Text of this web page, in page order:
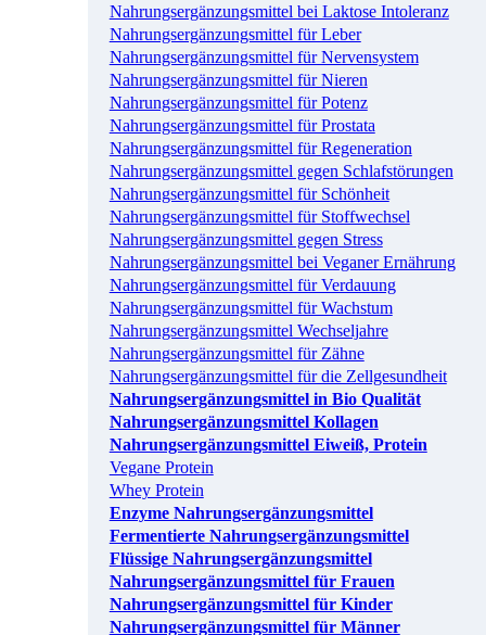
Nahrungsergänzungsmittel bei Laktose Intoleranz
Nahrungsergänzungsmittel für Leber
Nahrungsergänzungsmittel für Nervensystem
Nahrungsergänzungsmittel für Nieren
Nahrungsergänzungsmittel für Potenz
Nahrungsergänzungsmittel für Prostata
Nahrungsergänzungsmittel für Regeneration
Nahrungsergänzungsmittel gegen Schlafstörungen
Nahrungsergänzungsmittel für Schönheit
Nahrungsergänzungsmittel für Stoffwechsel
Nahrungsergänzungsmittel gegen Stress
Nahrungsergänzungsmittel bei Veganer Ernährung
Nahrungsergänzungsmittel für Verdauung
Nahrungsergänzungsmittel für Wachstum
Nahrungsergänzungsmittel Wechseljahre
Nahrungsergänzungsmittel für Zähne
Nahrungsergänzungsmittel für die Zellgesundheit
Nahrungsergänzungsmittel in Bio Qualität
Nahrungsergänzungsmittel Kollagen
Nahrungsergänzungsmittel Eiweiß, Protein
Vegane Protein
Whey Protein
Enzyme Nahrungsergänzungsmittel
Fermentierte Nahrungsergänzungsmittel
Flüssige Nahrungsergänzungsmittel
Nahrungsergänzungsmittel für Frauen
Nahrungsergänzungsmittel für Kinder
Nahrungsergänzungsmittel für Männer